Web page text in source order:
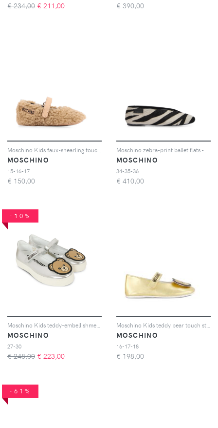
€ 234,00 € 211,00 € 390,00
MOSCHINO
15-16-17
€ 150,00
MOSCHINO
34-35-36
€ 410,00
-10%
MOSCHINO
27-30
€ 248,00 € 223,00
MOSCHINO
16-17-18
€ 198,00
-61%